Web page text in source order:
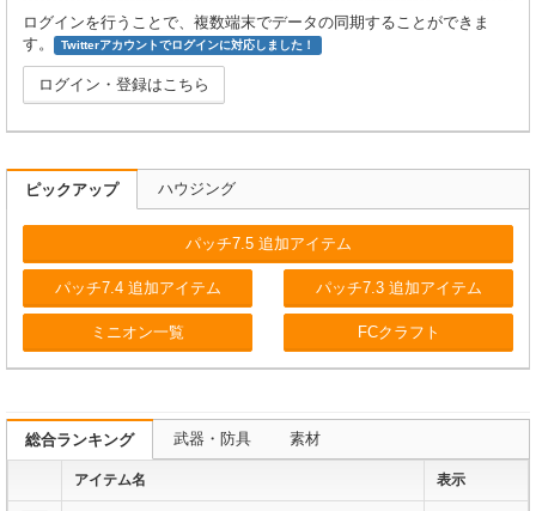
ログインを行うことで、複数端末でデータの同期することができま
す。
Twitterアカウントでログインに対応しました！
ログイン・登録はこちら
ピックアップ ハウジング
パッチ7.5 追加アイテム
パッチ7.4 追加アイテム
ミニオン一覧
パッチ7.3 追加アイテム
FCクラフト
総合ランキング 武器・防具 素材
アイテム名 表示